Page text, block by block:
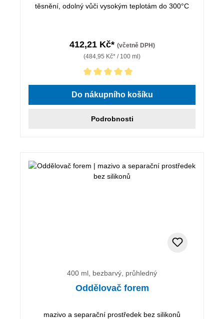
těsnění, odolný vůči vysokým teplotám do 300°C
412,21 Kč* (včetně DPH)
(484,95 Kč* / 100 ml)
Průměrné hodnocení 5 z 5 hvězd
Do nákupního košíku
Podrobnosti
400 ml, bezbarvý, průhledný
Oddělovač forem
mazivo a separační prostředek bez silikonů